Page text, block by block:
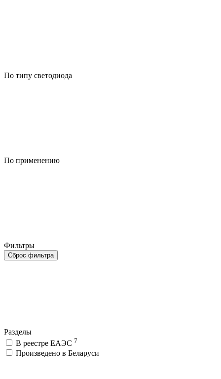
По типу светодиода
По применению
Фильтры
Сброс фильтра
Разделы
В реестре ЕАЭС 7
Произведено в Беларуси